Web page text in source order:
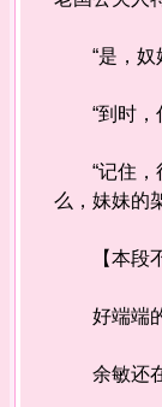
“是，奴
“到时，你
“记住，得
么，妹妹的
【本段不
好端端的
余敏还在